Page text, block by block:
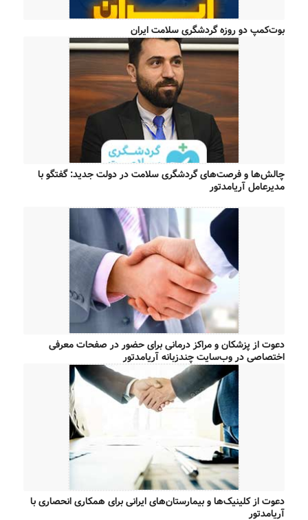
بوت‌کمپ دو روزه گردشگری سلامت ایران
چالش‌ها و فرصت‌های گردشگری سلامت در دولت جدید: گفتگو با
مدیرعامل آریامدتور
دعوت از پزشکان و مراکز درمانی برای حضور در صفحات معرفی
اختصاصی در وب‌سایت چندزبانه آریامدتور
دعوت از کلینیک‌ها و بیمارستان‌های ایرانی برای همکاری انحصاری با
آریامدتور